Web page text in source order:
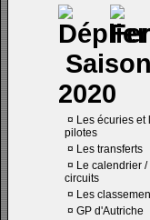
Saison
2020
¤ Les écuries et
pilotes
¤ Les transferts
¤ Le calendrier /
circuits
¤ Les
¤ GP d'Autriche